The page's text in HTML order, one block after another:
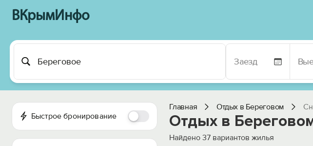
ВКрымИнфо
Быстрое бронирование
Главная Отдых в Береговом
Отдых в
Найдено 37 вариантов жилья